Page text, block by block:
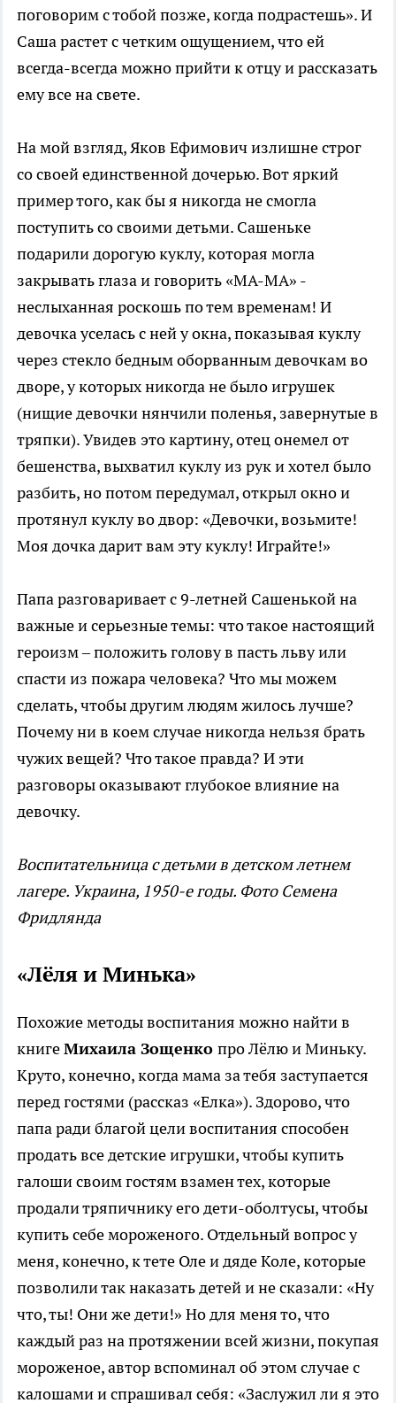
поговорим с тобой позже, когда подрастешь». И
Саша растет с четким ощущением, что ей
всегда-всегда можно прийти к отцу и рассказать
ему все на свете.
На мой взгляд, Яков Ефимович излишне строг
со своей единственной дочерью. Вот яркий
пример того, как бы я никогда не смогла
поступить со своими детьми. Сашеньке
подарили дорогую куклу, которая могла
закрывать глаза и говорить «МА-МА» -
неслыханная роскошь по тем временам! И
девочка уселась с ней у окна, показывая куклу
через стекло бедным оборванным девочкам во
дворе, у которых никогда не было игрушек
(нищие девочки нянчили поленья, завернутые в
тряпки). Увидев это картину, отец онемел от
бешенства, выхватил куклу из рук и хотел было
разбить, но потом передумал, открыл окно и
протянул куклу во двор: «Девочки, возьмите!
Моя дочка дарит вам эту куклу! Играйте!»
Папа разговаривает с 9-летней Сашенькой на
важные и серьезные темы: что такое настоящий
героизм – положить голову в пасть льву или
спасти из пожара человека? Что мы можем
сделать, чтобы другим людям жилось лучше?
Почему ни в коем случае никогда нельзя брать
чужих вещей? Что такое правда? И эти
разговоры оказывают глубокое влияние на
девочку.
Воспитательница с детьми в детском летнем
лагере. Украина, 1950-е годы. Фото Семена
Фридлянда
«Лёля и Минька»
Похожие методы воспитания можно найти в
книгеМихаила Зощенко про Лёлю и Миньку.
Круто, конечно, когда мама за тебя заступается
перед гостями (рассказ «Елка»). Здорово, что
папа ради благой цели воспитания способен
продать все детские игрушки, чтобы купить
галоши своим гостям взамен тех, которые
продали тряпичнику его дети-оболтусы, чтобы
купить себе мороженого. Отдельный вопрос у
меня, конечно, к тете Оле и дяде Коле, которые
позволили так наказать детей и не сказали: «Ну
что, ты! Они же дети!» Но для меня то, что
каждый раз на протяжении всей жизни, покупая
мороженое, автор вспоминал об этом случае с
калошами и спрашивал себя: «Заслужил ли я это